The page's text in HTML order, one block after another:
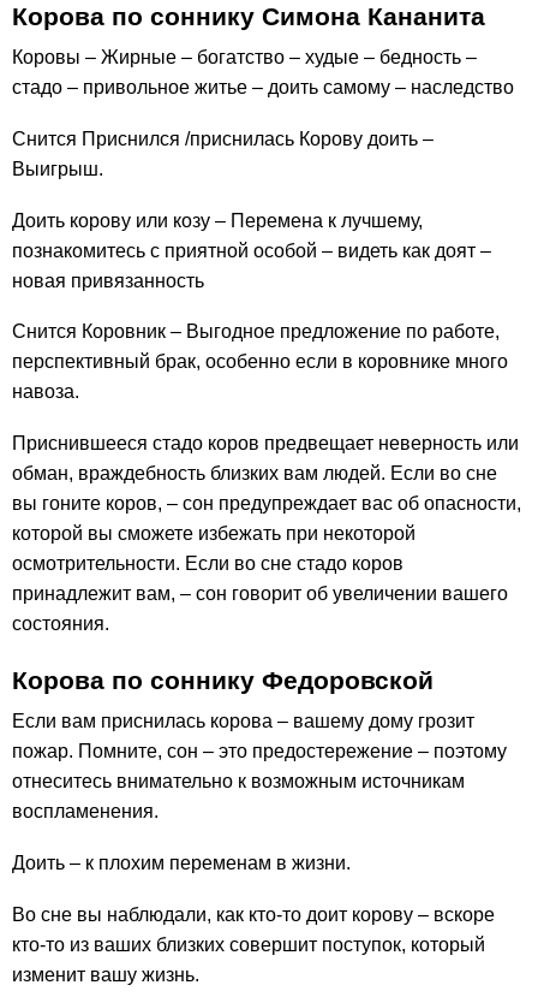
Корова по соннику Симона Кананита
Коровы – Жирные – богатство – худые – бедность –
стадо – привольное житье – доить самому – наследство
Снится Приснился /приснилась Корову доить –
Выигрыш.
Доить корову или козу – Перемена к лучшему,
познакомитесь с приятной особой – видеть как доят –
новая привязанность
Снится Коровник – Выгодное предложение по работе,
перспективный брак, особенно если в коровнике много
навоза.
Приснившееся стадо коров предвещает неверность или
обман, враждебность близких вам людей. Если во сне
вы гоните коров, – сон предупреждает вас об опасности,
которой вы сможете избежать при некоторой
осмотрительности. Если во сне стадо коров
принадлежит вам, – сон говорит об увеличении вашего
состояния.
Корова по соннику Федоровской
Если вам приснилась корова – вашему дому грозит
пожар. Помните, сон – это предостережение – поэтому
отнеситесь внимательно к возможным источникам
воспламенения.
Доить – к плохим переменам в жизни.
Во сне вы наблюдали, как кто-то доит корову – вскоре
кто-то из ваших близких совершит поступок, который
изменит вашу жизнь.